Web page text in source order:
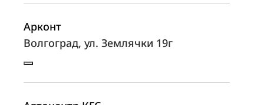
Арконт
Волгоград, ул. Землячки 19г